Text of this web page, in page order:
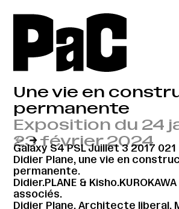
Une vie en
permanente
Exposition du 24
23 février 2024
← →
Galaxy S4 PSL Juillet 3 2017 021
Didier Plane, une vie en
permanente.
Didier.PLANE &
associés.
Didier Plane, Architecte liberal.